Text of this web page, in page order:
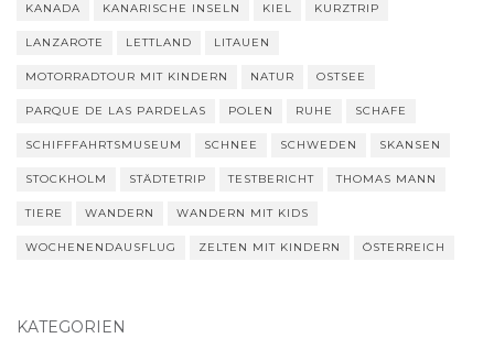
KANADA KANARISCHE INSELN KIEL KURZTRIP
LANZAROTE LETTLAND LITAUEN
MOTORRADTOUR MIT KINDERN NATUR OSTSEE
PARQUE DE LAS PARDELAS POLEN RUHE SCHAFE
SCHIFFFAHRTSMUSEUM SCHNEE SCHWEDEN SKANSEN
STOCKHOLM STÄDTETRIP TESTBERICHT THOMAS MANN
TIERE WANDERN WANDERN MIT KIDS
WOCHENENDAUSFLUG ZELTEN MIT KINDERN ÖSTERREICH
KATEGORIEN